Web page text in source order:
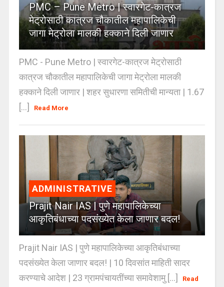
PMC – Pune Metro | स्वारगेट-कात्रज
मेट्रोसाठी कात्रज चौकातील महापालिकेची
जागा मेट्रोला मालकी हक्काने दिली जाणार
PMC - Pune Metro | स्वारगेट-कात्रज मेट्रोसाठी
कात्रज चौकातील महापालिकेची जागा मेट्रोला मालकी
हक्काने दिली जाणार | शहर सुधारणा समितीची मान्यता | 1.67
[...]
Read More
ADMINISTRATIVE
Prajit Nair IAS | पुणे महापालिकेच्या
आकृतिबंधाच्या पदसंख्येत केला जाणार बदल!
Prajit Nair IAS | पुणे महापालिकेच्या आकृतिबंधाच्या
पदसंख्येत केला जाणार बदल! | 10 दिवसांत माहिती सादर
करण्याचे आदेश | 23 ग्रामपंचायतींच्या समावेशामु [...]
Read